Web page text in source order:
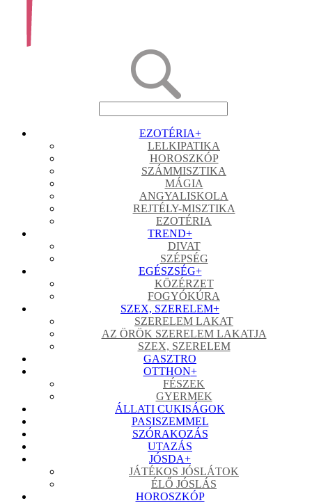
EZOTÉRIA+
LELKIPATIKA
HOROSZKÓP
SZÁMMISZTIKA
MÁGIA
ANGYALISKOLA
REJTÉLY-MISZTIKA
EZOTÉRIA
TREND+
DIVAT
SZÉPSÉG
EGÉSZSÉG+
KÖZÉRZET
FOGYÓKÚRA
SZEX, SZERELEM+
SZERELEM LAKAT
AZ ÖRÖK SZERELEM LAKATJA
SZEX, SZERELEM
GASZTRO
OTTHON+
FÉSZEK
GYERMEK
ÁLLATI CUKISÁGOK
PASISZEMMEL
SZÓRAKOZÁS
UTAZÁS
JÓSDA+
JÁTÉKOS JÓSLÁTOK
ÉLŐ JÓSLÁS
HOROSZKÓP